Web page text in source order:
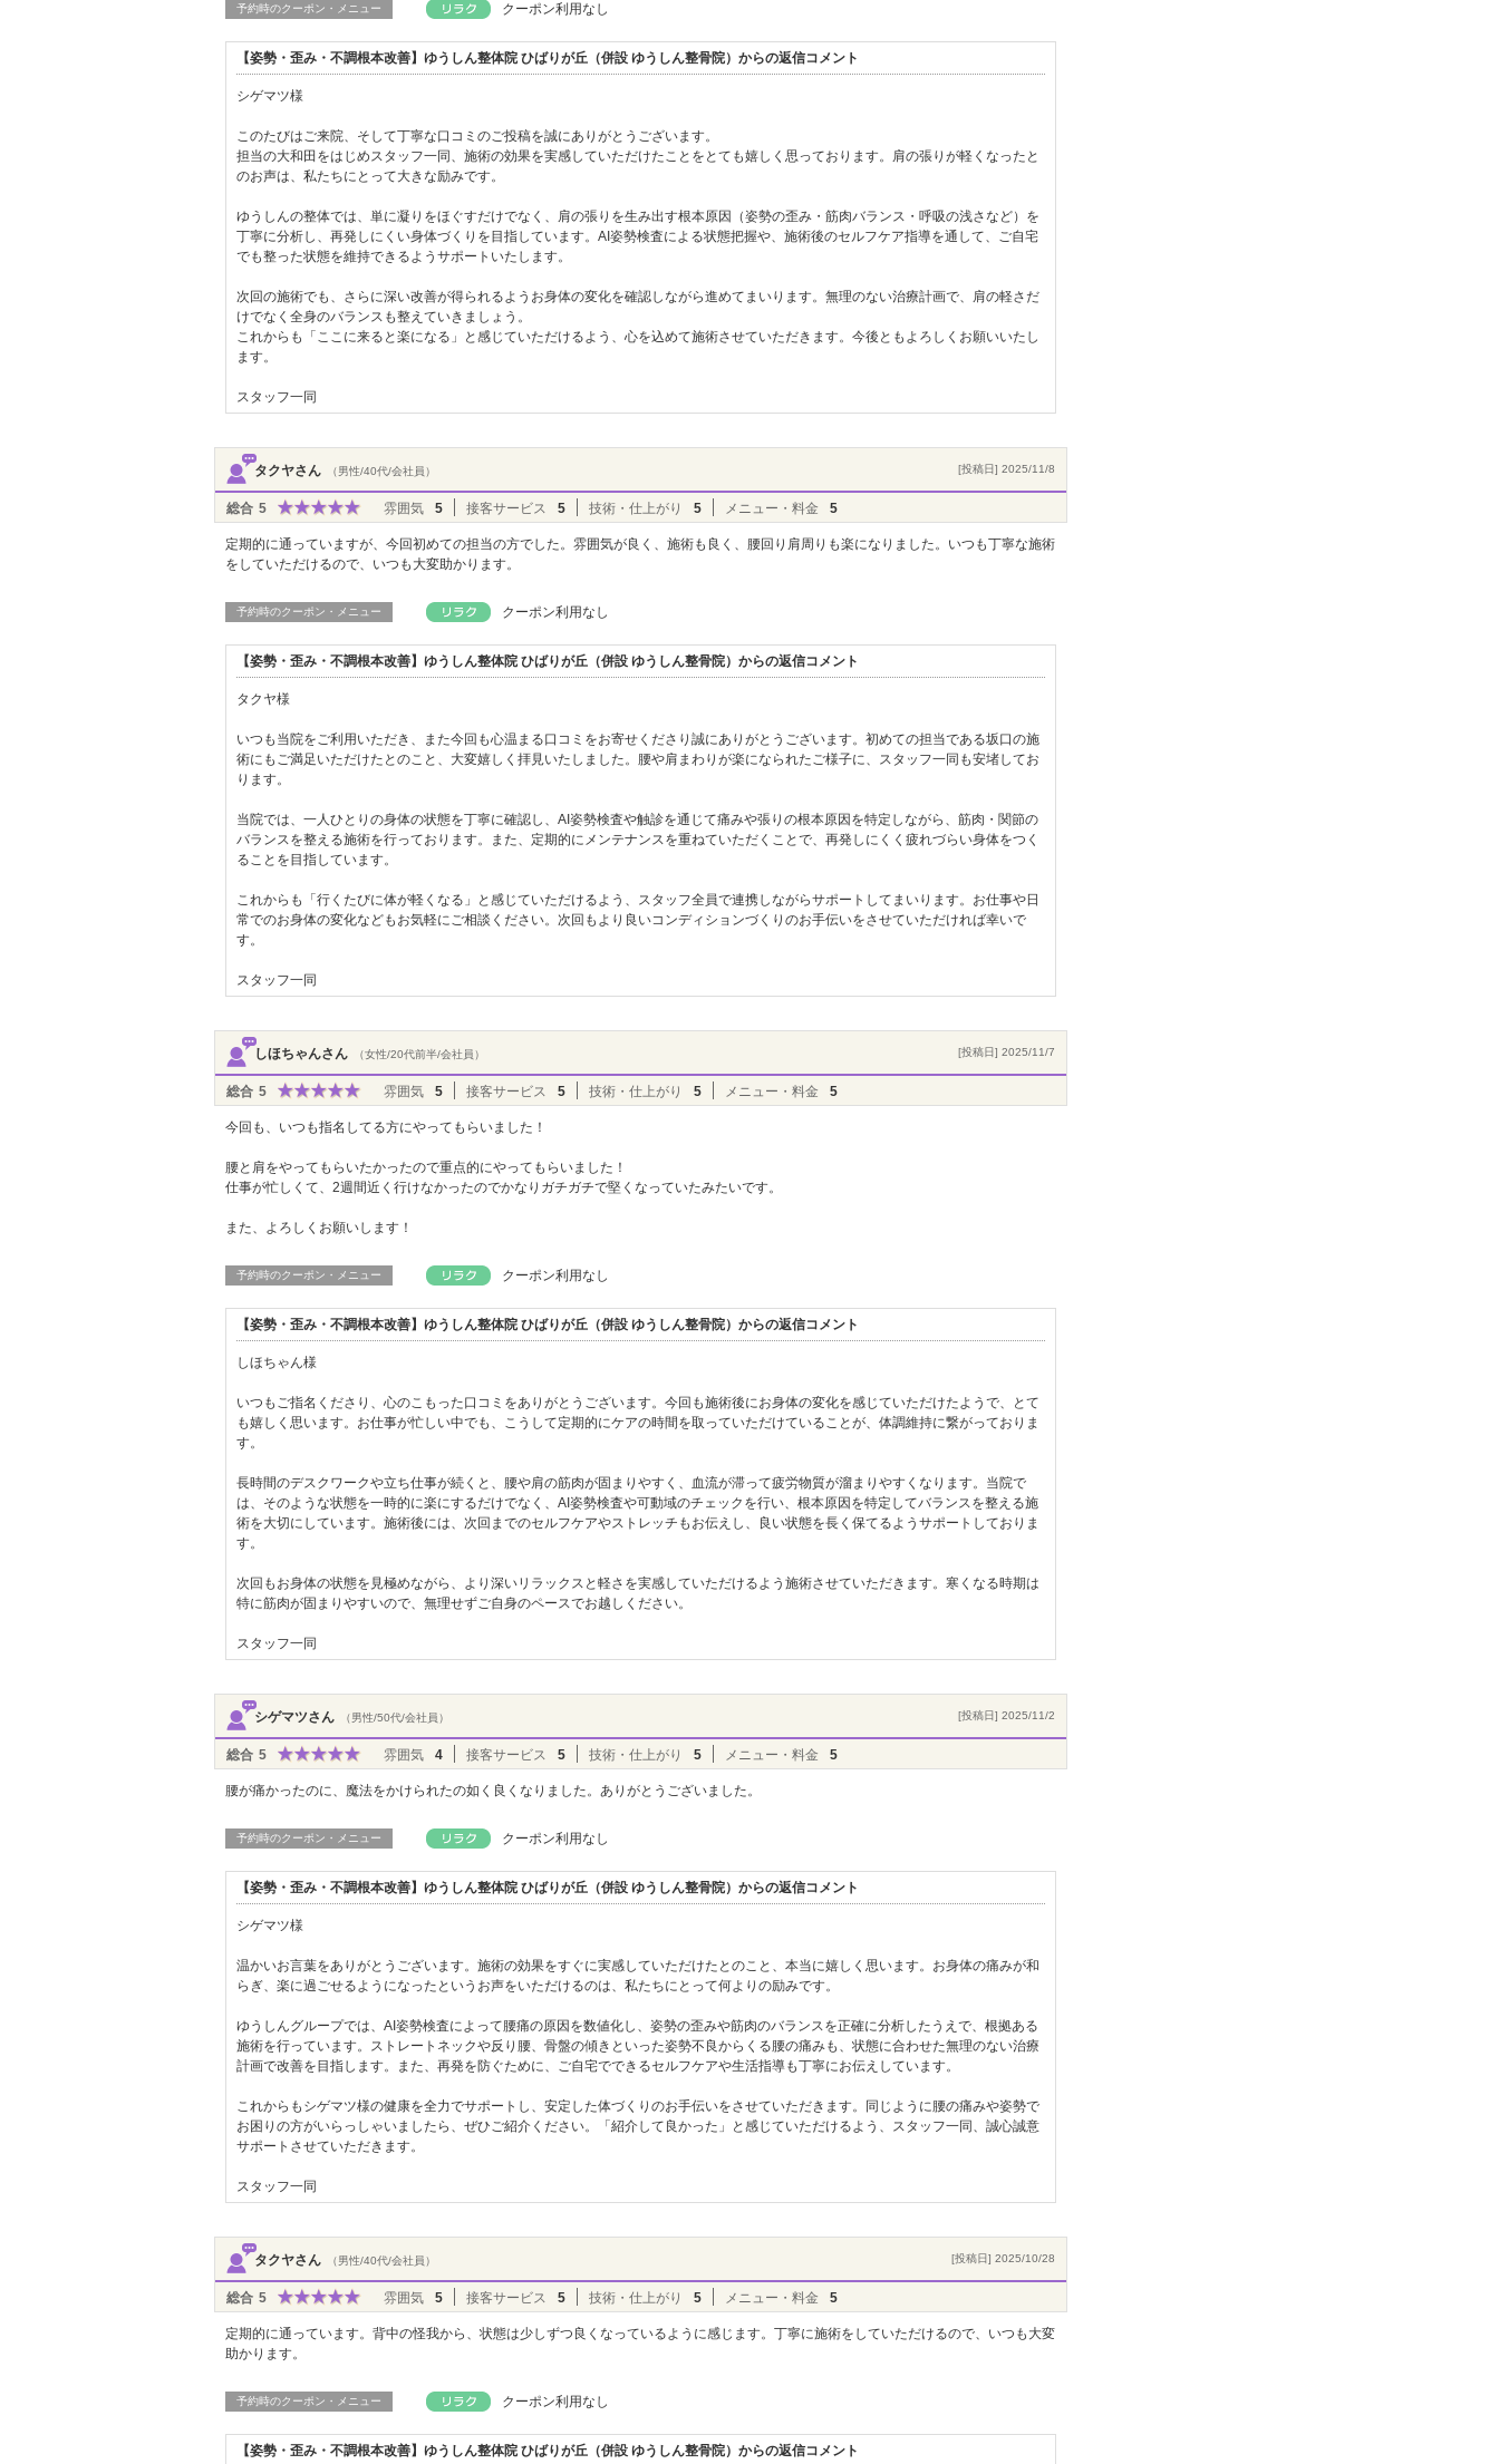
予約時のクーポン・メニュー クーポン利用なし
【姿勢・歪み・不調根本改善】ゆうしん整体院 ひばりが丘（併設 ゆうしん整骨院）からの返信コメント
シゲマツ様
このたびはご来院、そして丁寧な口コミのご投稿を誠にありがとうございます。
担当の大和田をはじめスタッフ一同、施術の効果を実感していただけたことをとても嬉しく思っております。肩の張りが軽くなったと
のお声は、私たちにとって大きな励みです。
ゆうしんの整体では、単に凝りをほぐすだけでなく、肩の張りを生み出す根本原因（姿勢の歪み・筋肉バランス・呼吸の浅さなど）を
丁寧に分析し、再発しにくい身体づくりを目指しています。AI姿勢検査による状態把握や、施術後のセルフケア指導を通して、ご自宅
でも整った状態を維持できるようサポートいたします。
次回の施術でも、さらに深い改善が得られるようお身体の変化を確認しながら進めてまいります。無理のない治療計画で、肩の軽さだ
けでなく全身のバランスも整えていきましょう。
これからも「ここに来ると楽になる」と感じていただけるよう、心を込めて施術させていただきます。今後ともよろしくお願いいたし
ます。
スタッフ一同
タクヤさん （男性/40代/会社員） [投稿日] 2025/11/8
総合 5 雰囲気 5 接客サービス 5 技術・仕上がり 5 メニュー・料金 5
定期的に通っていますが、今回初めての担当の方でした。雰囲気が良く、施術も良く、腰回り肩周りも楽になりました。いつも丁寧な施術
をしていただけるので、いつも大変助かります。
予約時のクーポン・メニュー クーポン利用なし
【姿勢・歪み・不調根本改善】ゆうしん整体院 ひばりが丘（併設 ゆうしん整骨院）からの返信コメント
タクヤ様
いつも当院をご利用いただき、また今回も心温まる口コミをお寄せくださり誠にありがとうございます。初めての担当である坂口の施
術にもご満足いただけたとのこと、大変嬉しく拝見いたしました。腰や肩まわりが楽になられたご様子に、スタッフ一同も安堵してお
ります。
当院では、一人ひとりの身体の状態を丁寧に確認し、AI姿勢検査や触診を通じて痛みや張りの根本原因を特定しながら、筋肉・関節の
バランスを整える施術を行っております。また、定期的にメンテナンスを重ねていただくことで、再発しにくく疲れづらい身体をつく
ることを目指しています。
これからも「行くたびに体が軽くなる」と感じていただけるよう、スタッフ全員で連携しながらサポートしてまいります。お仕事や日
常でのお身体の変化などもお気軽にご相談ください。次回もより良いコンディションづくりのお手伝いをさせていただければ幸いで
す。
スタッフ一同
しほちゃんさん （女性/20代前半/会社員） [投稿日] 2025/11/7
総合 5 雰囲気 5 接客サービス 5 技術・仕上がり 5 メニュー・料金 5
今回も、いつも指名してる方にやってもらいました！
腰と肩をやってもらいたかったので重点的にやってもらいました！
仕事が忙しくて、2週間近く行けなかったのでかなりガチガチで堅くなっていたみたいです。
また、よろしくお願いします！
予約時のクーポン・メニュー クーポン利用なし
【姿勢・歪み・不調根本改善】ゆうしん整体院 ひばりが丘（併設 ゆうしん整骨院）からの返信コメント
しほちゃん様
いつもご指名くださり、心のこもった口コミをありがとうございます。今回も施術後にお身体の変化を感じていただけたようで、とて
も嬉しく思います。お仕事が忙しい中でも、こうして定期的にケアの時間を取っていただけていることが、体調維持に繋がっておりま
す。
長時間のデスクワークや立ち仕事が続くと、腰や肩の筋肉が固まりやすく、血流が滞って疲労物質が溜まりやすくなります。当院で
は、そのような状態を一時的に楽にするだけでなく、AI姿勢検査や可動域のチェックを行い、根本原因を特定してバランスを整える施
術を大切にしています。施術後には、次回までのセルフケアやストレッチもお伝えし、良い状態を長く保てるようサポートしておりま
す。
次回もお身体の状態を見極めながら、より深いリラックスと軽さを実感していただけるよう施術させていただきます。寒くなる時期は
特に筋肉が固まりやすいので、無理せずご自身のペースでお越しください。
スタッフ一同
シゲマツさん （男性/50代/会社員） [投稿日] 2025/11/2
総合 5 雰囲気 4 接客サービス 5 技術・仕上がり 5 メニュー・料金 5
腰が痛かったのに、魔法をかけられたの如く良くなりました。ありがとうございました。
予約時のクーポン・メニュー クーポン利用なし
【姿勢・歪み・不調根本改善】ゆうしん整体院 ひばりが丘（併設 ゆうしん整骨院）からの返信コメント
シゲマツ様
温かいお言葉をありがとうございます。施術の効果をすぐに実感していただけたとのこと、本当に嬉しく思います。お身体の痛みが和
らぎ、楽に過ごせるようになったというお声をいただけるのは、私たちにとって何よりの励みです。
ゆうしんグループでは、AI姿勢検査によって腰痛の原因を数値化し、姿勢の歪みや筋肉のバランスを正確に分析したうえで、根拠ある
施術を行っています。ストレートネックや反り腰、骨盤の傾きといった姿勢不良からくる腰の痛みも、状態に合わせた無理のない治療
計画で改善を目指します。また、再発を防ぐために、ご自宅でできるセルフケアや生活指導も丁寧にお伝えしています。
これからもシゲマツ様の健康を全力でサポートし、安定した体づくりのお手伝いをさせていただきます。同じように腰の痛みや姿勢で
お困りの方がいらっしゃいましたら、ぜひご紹介ください。「紹介して良かった」と感じていただけるよう、スタッフ一同、誠心誠意
サポートさせていただきます。
スタッフ一同
タクヤさん （男性/40代/会社員） [投稿日] 2025/10/28
総合 5 雰囲気 5 接客サービス 5 技術・仕上がり 5 メニュー・料金 5
定期的に通っています。背中の怪我から、状態は少しずつ良くなっているように感じます。丁寧に施術をしていただけるので、いつも大変
助かります。
予約時のクーポン・メニュー クーポン利用なし
【姿勢・歪み・不調根本改善】ゆうしん整体院 ひばりが丘（併設 ゆうしん整骨院）からの返信コメント